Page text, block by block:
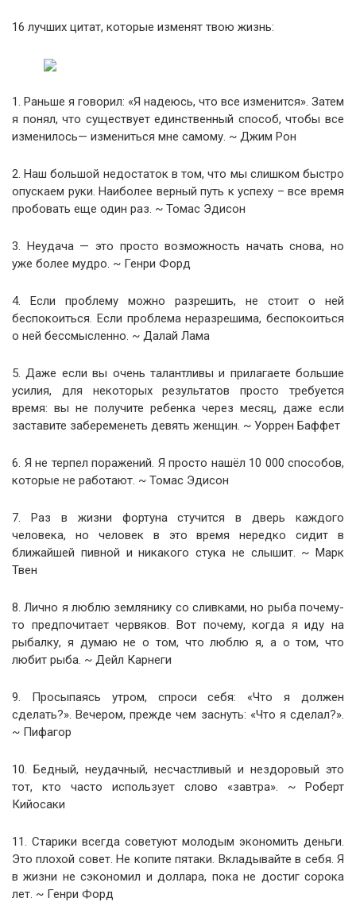
16 лучших цитат, которые изменят твою жизнь:
1. Раньше я говорил: «Я надеюсь, что все изменится». Затем
я понял, что существует единственный способ, чтобы все
изменилось— измениться мне самому. ~ Джим Рон
2. Наш большой недостаток в том, что мы слишком быстро
опускаем руки. Наиболее верный путь к успеху – все время
пробовать еще один раз. ~ Томас Эдисон
3. Неудача — это просто возможность начать снова, но
уже более мудро. ~ Генри Форд
4. Если проблему можно разрешить, не стоит о ней
беспокоиться. Если проблема неразрешима, беспокоиться
о ней бессмысленно. ~ Далай Лама
5. Даже если вы очень талантливы и прилагаете большие
усилия, для некоторых результатов просто требуется
время: вы не получите ребенка через месяц, даже если
заставите забеременеть девять женщин. ~ Уоррен Баффет
6. Я не терпел поражений. Я просто нашёл 10 000 способов,
которые не работают. ~ Томас Эдисон
7. Раз в жизни фортуна стучится в дверь каждого
человека, но человек в это время нередко сидит в
ближайшей пивной и никакого стука не слышит. ~ Марк
Твен
8. Лично я люблю землянику со сливками, но рыба почему-
то предпочитает червяков. Вот почему, когда я иду на
рыбалку, я думаю не о том, что люблю я, а о том, что
любит рыба. ~ Дейл Карнеги
9. Просыпаясь утром, спроси себя: «Что я должен
сделать?». Вечером, прежде чем заснуть: «Что я сделал?».
~ Пифагор
10. Бедный, неудачный, несчастливый и нездоровый это
тот, кто часто использует слово «завтра». ~ Роберт
Кийосаки
11. Старики всегда советуют молодым экономить деньги.
Это плохой совет. Не копите пятаки. Вкладывайте в себя. Я
в жизни не сэкономил и доллара, пока не достиг сорока
лет. ~ Генри Форд